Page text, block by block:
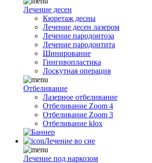
Лечение десен
Кюретаж десны
Лечение десен лазером
Лечение пародонтоза
Лечение пародонтита
Шинирование
Гингивопластика
Лоскутная операция
Отбеливание
Лазерное отбеливание
Отбеливание Zoom 4
Отбеливание Zoom 3
Отбеливание klox
Лечение во сне
Лечение под наркозом